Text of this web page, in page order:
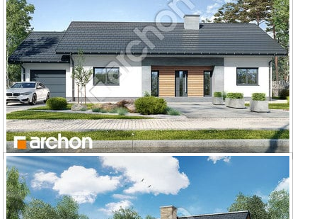
Dom w kostrzewach 8